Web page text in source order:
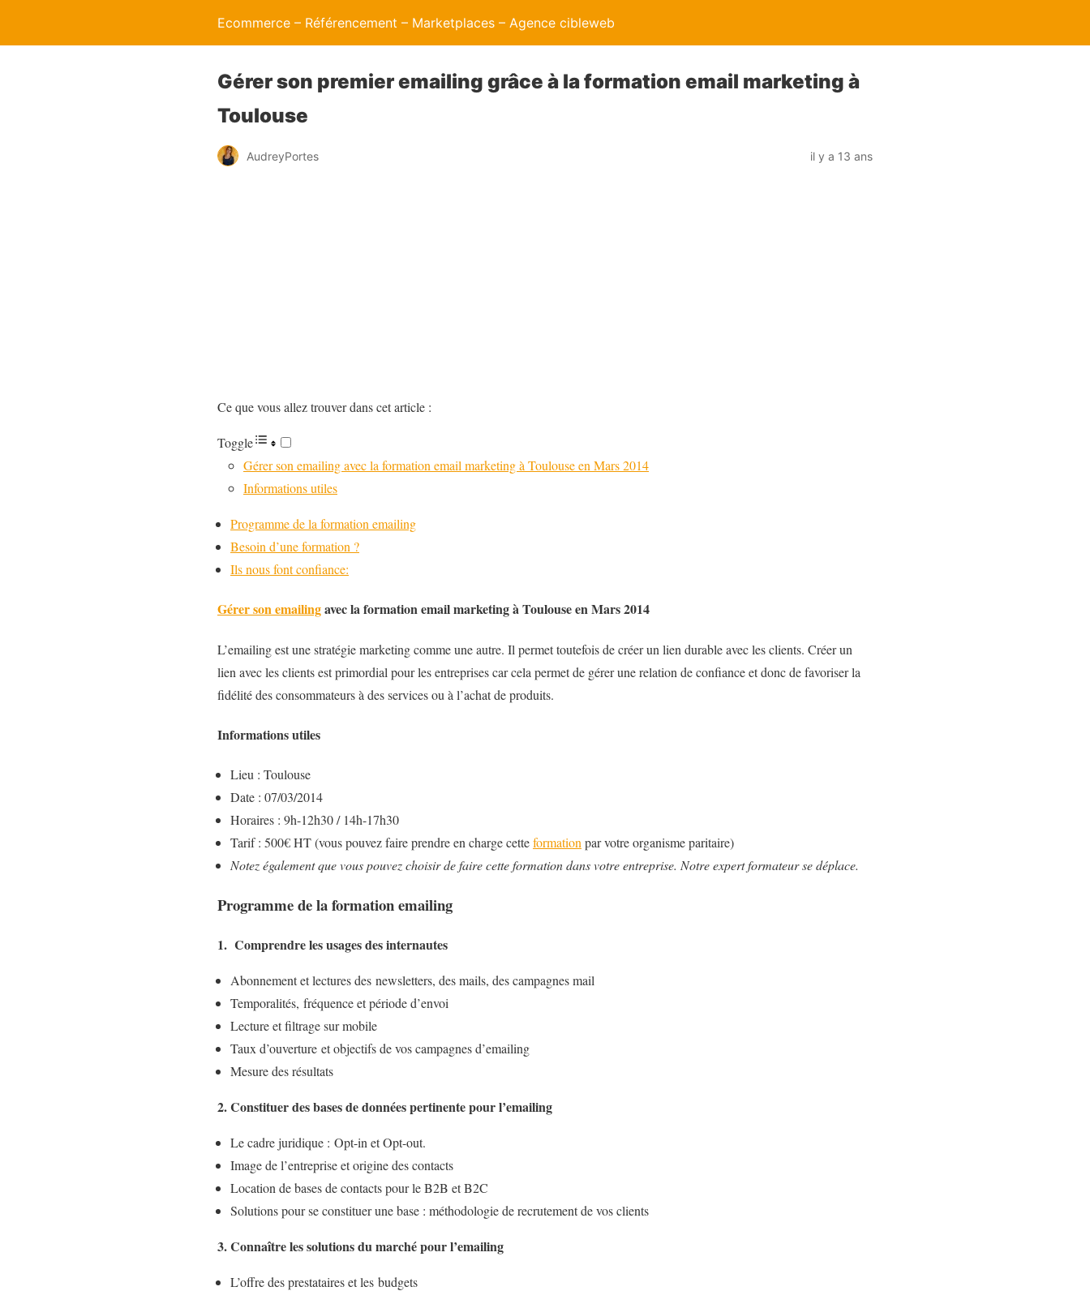
Ecommerce – Référencement – Marketplaces – Agence cibleweb
Gérer son premier emailing grâce à la formation email marketing à
Toulouse
AudreyPortes il y a 13 ans
Ce que vous allez trouver dans cet article :
Toggle
Gérer son emailing avec la formation email marketing à Toulouse en Mars 2014
Informations utiles
Programme de la formation emailing
Besoin d’une formation ?
Ils nous font confiance:
Gérer sonemailingavec la formation email marketing à Toulouse en Mars 2014
L’emailing est une stratégie marketing comme une autre. Il permet toutefois de créer un lien durable avec les clients. Créer un
lien avec les clients est primordial pour les entreprises car cela permet de gérer une relation de confiance et donc de favoriser la
fidélité des consommateurs à des services ou à l’achat de produits.
Informations utiles
Lieu : Toulouse
Date : 07/03/2014
Horaires : 9h-12h30 / 14h-17h30
Tarif : 500€ HT (vous pouvez faire prendre en charge cetteformation par votre organisme paritaire)
Notez également que vous pouvez choisir de faire cette formation dans votre entreprise. Notre expert formateur se déplace.
Programme de la formation emailing
1. Comprendre les usages des internautes
Abonnement et lectures des newsletters, des mails, des campagnes mail
Temporalités, fréquence et période d’envoi
Lecture et filtrage sur mobile
Taux d’ouverture et objectifs de vos campagnes d’emailing
Mesure des résultats
2. Constituer des bases de données pertinente pour l’emailing
Le cadre juridique : Opt-in et Opt-out.
Image de l’entreprise et origine des contacts
Location de bases de contacts pour le B2B et B2C
Solutions pour se constituer une base : méthodologie de recrutement de vos clients
3. Connaître les solutions du marché pour l’emailing
L’offre des prestataires et les budgets